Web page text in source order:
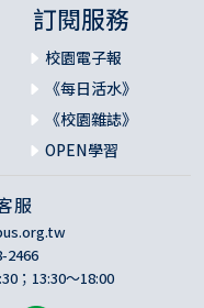
訂閱服務
校園電子報
《每日活水》
《校園雜誌》
OPEN學習
服
2466
；13:30～18:00